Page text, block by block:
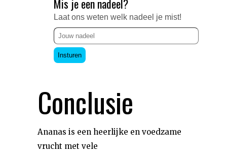
Mis je een nadeel?
Laat ons weten welk nadeel je mist!
Insturen
Conclusie
Ananas is een heerlijke en voedzame
vrucht met vele